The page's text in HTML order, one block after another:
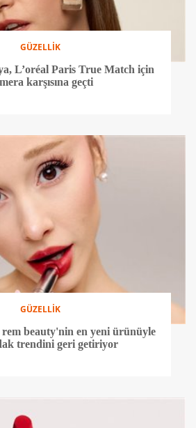
GÜZELLİK
L’oréal Paris True Match için
karşısına geçti
GÜZELLİK
beauty'nin en yeni ürünüyle
trendini geri getiriyor